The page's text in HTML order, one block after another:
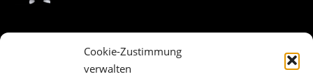
Cookie-Zustimmung
verwalten
ABOUT THE LANDING THEME…